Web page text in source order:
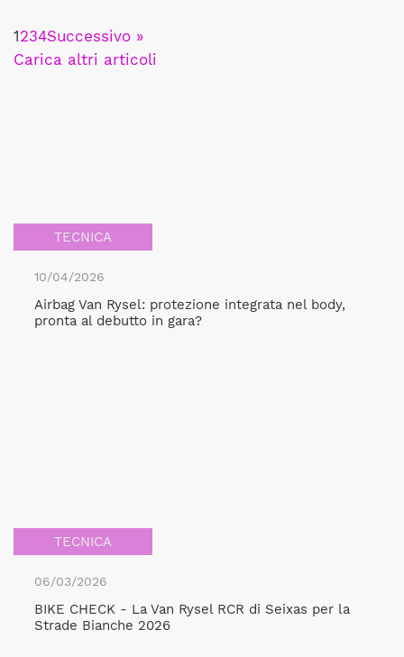
1234Successivo »
Carica altri articoli
TECNICA
10/04/2026
Airbag Van Rysel: protezione integrata nel body,
pronta al debutto in gara?
TECNICA
06/03/2026
BIKE CHECK - La Van Rysel RCR di Seixas per la
Strade Bianche 2026